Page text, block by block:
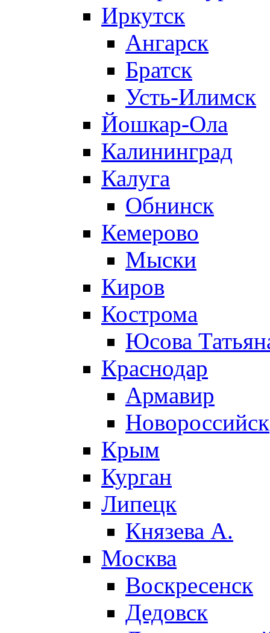
Иркутск
Ангарск
Братск
Усть-Илимск
Йошкар-Ола
Калининград
Калуга
Обнинск
Кемерово
Мыски
Киров
Кострома
Юсова
Краснодар
Армавир
Новороссийск
Крым
Курган
Липецк
Князева А.
Москва
Воскресенск
Дедовск